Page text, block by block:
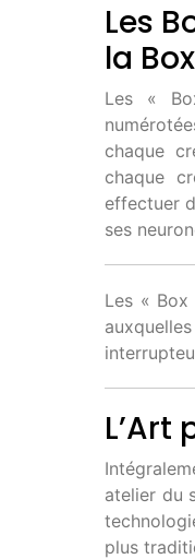
Les
la
Les «
chaque
chaque
effectuer
ses
Les «
atelier du
plus